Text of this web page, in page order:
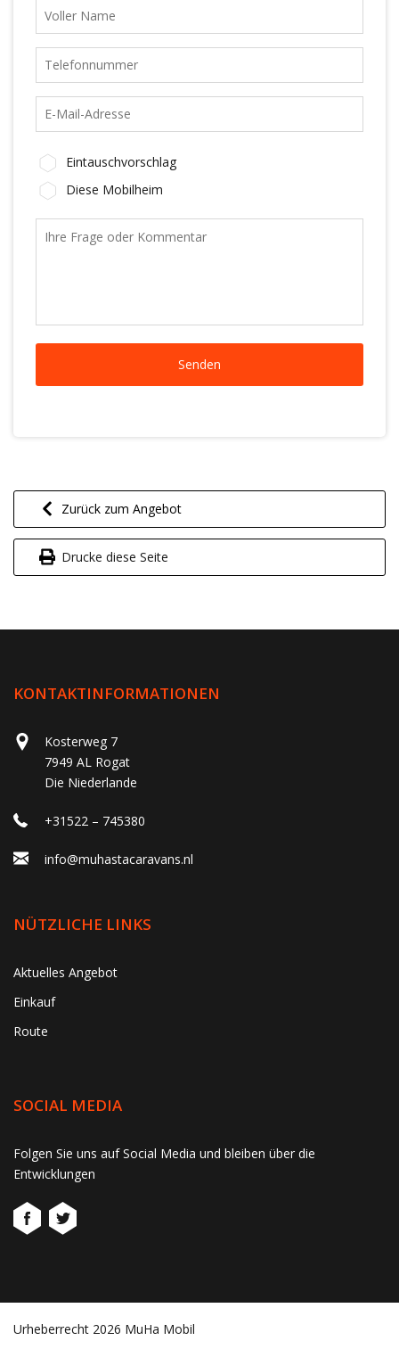
Eintauschvorschlag
Diese Mobilheim
Zurück zum Angebot
Drucke diese Seite
KONTAKTINFORMATIONEN
Kosterweg 7
7949 AL Rogat
Die Niederlande
+31522 – 745380
info@muhastacaravans.nl
NÜTZLICHE LINKS
Aktuelles Angebot
Einkauf
Route
SOCIAL MEDIA
Folgen Sie uns auf Social Media und bleiben über die
Entwicklungen
Urheberrecht 2026 MuHa Mobil
gtag('consent', 'update', function() { window.dataLayer =
window.dataLayer || []; window.dataLayer.push({ 'event':